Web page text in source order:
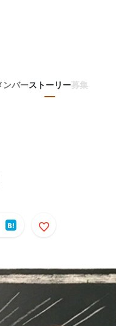
ンバーストーリー募集